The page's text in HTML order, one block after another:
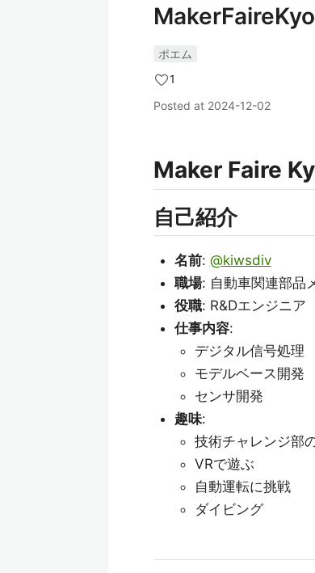
ポエム
1
Posted at 2024-12-02
Maker Faire
自己紹介
名前: @kiwsdiv
職場: 自動車関連部品
役職: R&Dエンジニア
仕事内容:
デジタル信号処理
モデルベース開発
センサ開発
趣味:
技術チャレンジ部
VRで遊ぶ
自動運転に挑戦
ダイビング